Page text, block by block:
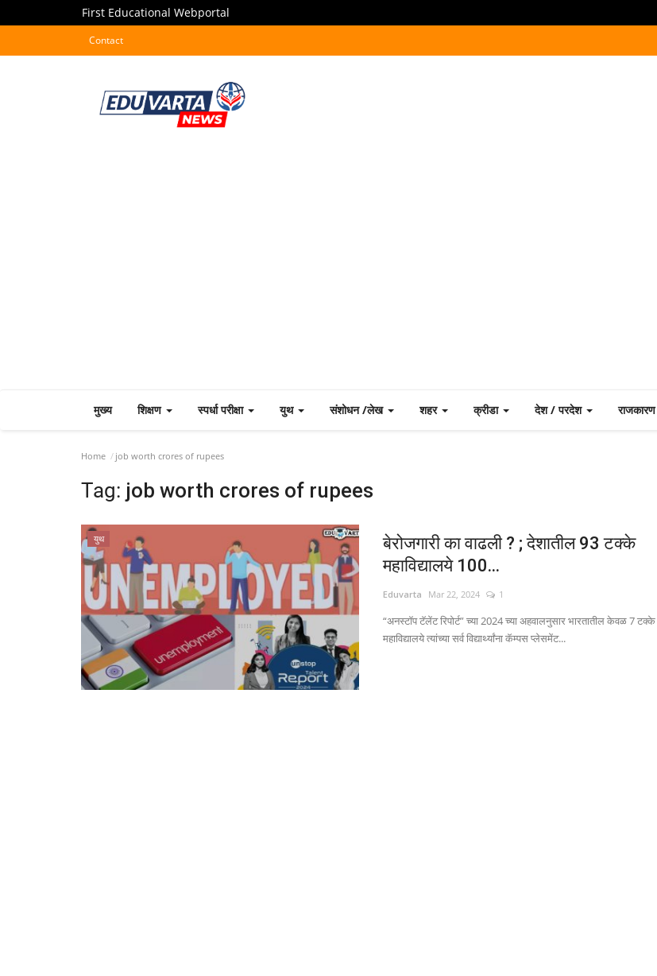
First Educational Webportal
Contact
मुख्य शिक्षण स्पर्धा परीक्षा युथ संशोधन /लेख शहर क्रीडा देश / परदेश राजकारण
Home job worth crores of rupees
Tag: job worth crores of rupees
युथ
बेरोजगारी का वाढली ? ; देशातील 93 टक्के
महाविद्यालये 100...
Eduvarta Mar 22, 2024 1
“अनस्टॉप टॅलेंट रिपोर्ट” च्या 2024 च्या अहवालनुसार भारतातील केवळ 7 टक्के
महाविद्यालये त्यांच्या सर्व विद्यार्थ्यांना कॅम्पस प्लेसमेंट...